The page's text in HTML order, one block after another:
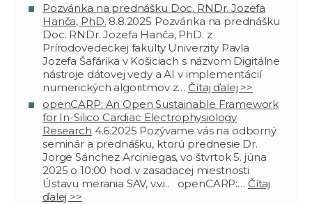
Pozvánka na prednášku Doc. RNDr. Jozefa
Hanča, PhD. 8.8.2025 Pozvánka na prednášku
Doc. RNDr. Jozefa Hanča, PhD. z
Prírodovedeckej fakulty Univerzity Pavla
Jozefa Šafárika v Košiciach s názvom Digitálne
nástroje dátovej vedy a AI v implementácií
numerických algoritmov z…Čítaj ďalej >>
openCARP: An Open Sustainable Framework
for In-Silico Cardiac Electrophysiology
Research 4.6.2025 Pozývame vás na odborný
seminár a prednášku, ktorú prednesie Dr.
Jorge Sánchez Arciniegas, vo štvrtok 5. júna
2025 o 10:00 hod. v zasadacej miestnosti
Ústavu merania SAV, v.v.i.. openCARP:… Čítaj
ďalej >>